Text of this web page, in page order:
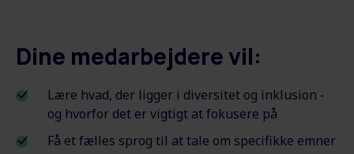
Dine medarbejdere vil:
Lære hvad, der ligger i diversitet og inklusion -
og hvorfor det er vigtigt at fokusere på
Få et fælles sprog til at tale om specifikke emner